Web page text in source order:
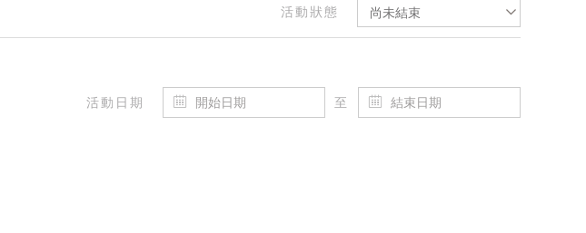
活動狀態 尚未結束
活動日期 至